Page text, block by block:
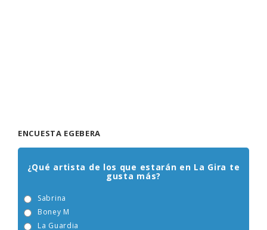
¿Qué artista de los que estarán en La Gira te
gusta más?
Boney M